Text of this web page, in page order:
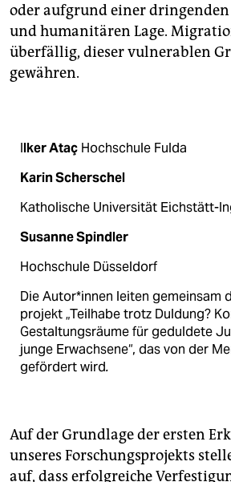
oder aufgrund einer
und humanitären Lage.
überfällig, dieser vulnerablen
gewähren.
Ilker Ataç Hochschule Fulda
Karin Scherschel
Katholische Universität Eichstätt-­
Susanne Spindler
Hochschule Düsseldorf
Die Au­to­r*in­nen leiten gemeinsam
projekt „Teilhabe trotz Duldung?
Gestaltungs­räume für geduldete
junge Erwachsene“, das von der
gefördert wird.
Auf der Grundlage der ersten
unseres Forschungsprojekts
auf, dass erfolgreiche